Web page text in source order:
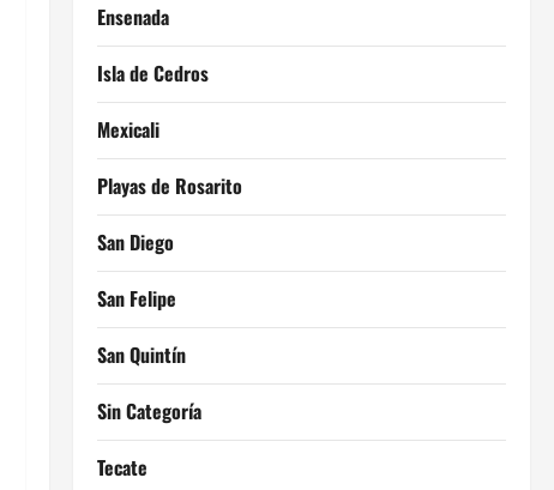
Ensenada
Isla de Cedros
Mexicali
Playas de Rosarito
San Diego
San Felipe
San Quintín
Sin Categoría
Tecate